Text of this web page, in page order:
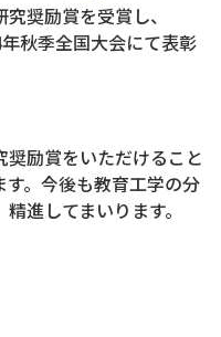
奨励賞を受賞し、
秋季全国大会にて表彰
励賞をいただけること
。今後も教育工学の分
進してまいります。